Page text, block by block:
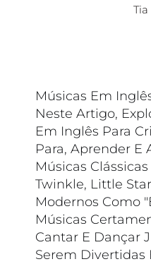
Músicas Em
Neste Artigo,
Em Inglês Para
Para, Aprender E
Músicas
Twinkle, Little
Modernos Como
Músicas
Cantar E Dançar
Serem Divertidas